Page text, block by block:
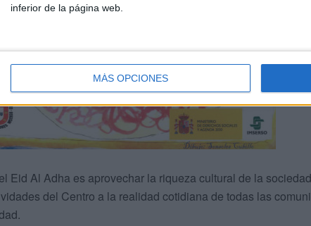
inferior de la página web.
MÁS OPCIONES
Eid Al Adha es aprovechar la riqueza cultural de la
del Centro a la realidad cotidiana de todas las